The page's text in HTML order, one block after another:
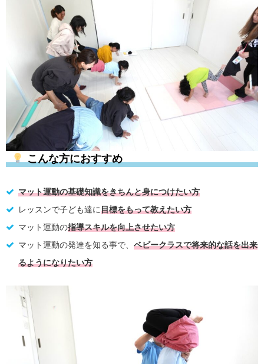
こんな方におすすめ
マット運動の基礎知識をきちんと身につけたい方
レッスンで子ども達に目標をもって教えたい方
マット運動の指導スキルを向上させたい方
マット運動の発達を知る事で、 ベビークラスで将来的な話を出来
るようになりたい方